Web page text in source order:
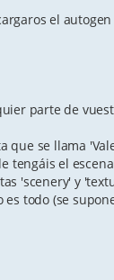
el
parte de
que se llama
tengáis el
'scenery' y
es todo (se